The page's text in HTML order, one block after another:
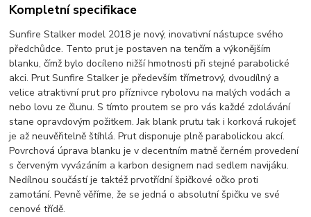
Kompletní specifikace
Sunfire Stalker model 2018 je nový, inovativní nástupce svého
předchůdce. Tento prut je postaven na tenčím a výkonějším
blanku, čímž bylo docíleno nižší hmotnosti při stejné parabolické
akci. Prut Sunfire Stalker je především třímetrový, dvoudílný a
velice atraktivní prut pro příznivce rybolovu na malých vodách a
nebo lovu ze člunu. S tímto proutem se pro vás každé zdolávání
stane opravdovým požitkem. Jak blank prutu tak i korková rukojeť
je až neuvěřitelně štíhlá. Prut disponuje plně parabolickou akcí.
Povrchová úprava blanku je v decentním matně černém provedení
s červeným vyvázáním a karbon designem nad sedlem navijáku.
Nedílnou součástí je taktéž prvotřídní špičkové očko proti
zamotání. Pevně věříme, že se jedná o absolutní špičku ve své
cenové třídě.